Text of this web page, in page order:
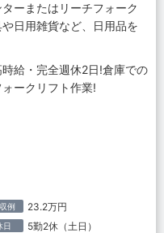
ーまたはリーチフォーク
日用雑貨など、日用品を
時給・完全週休2日!倉庫での
ォークリフト作業!
例 23.2万円
日 5勤2休（土日）